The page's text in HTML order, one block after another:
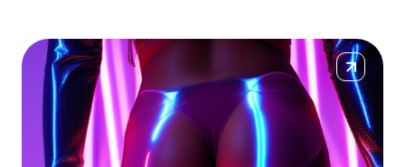
Подробнее